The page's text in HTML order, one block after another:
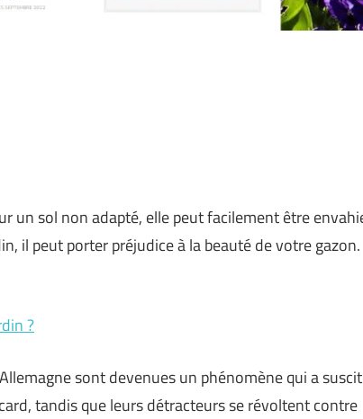
un sol non adapté, elle peut facilement être
il peut porter préjudice à la beauté de votre gazon.
?
sont devenues un phénomène qui a
tandis que leurs détracteurs se révoltent contre